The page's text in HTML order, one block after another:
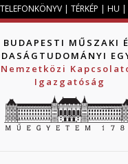
Jump to navigation
TELEFONKÖNYV | TÉRKÉP | HU |
BUDAPESTI MŰSZAKI
Nemzetközi
Igazgatóság